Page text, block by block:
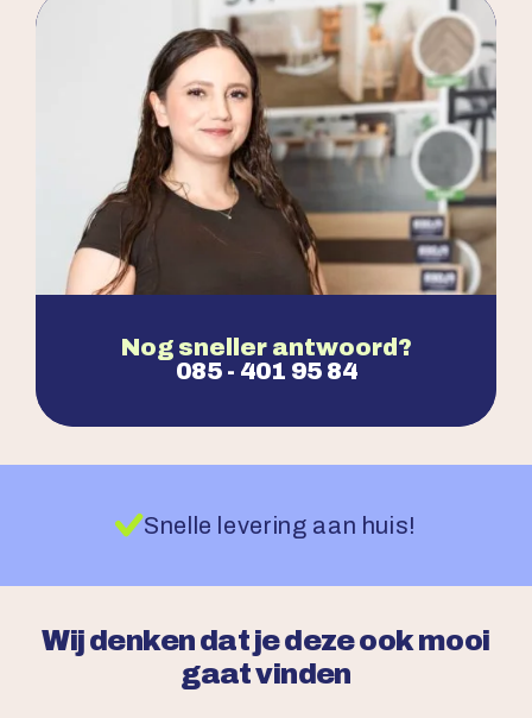
Nog sneller antwoord?
085 - 401 95 84
Snelle levering aan huis!
Wij denken dat je deze ook mooi
gaat vinden